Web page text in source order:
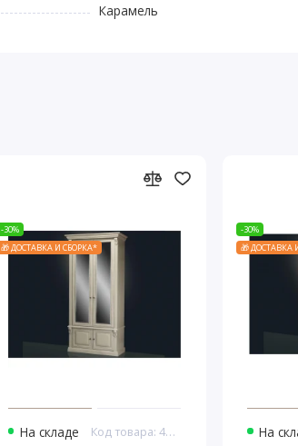
Карамель
-30%
🎁 ДОСТАВКА И СБОРКА*
На складе Код товара: 4641
-30%
🎁 ДОСТАВКА
На